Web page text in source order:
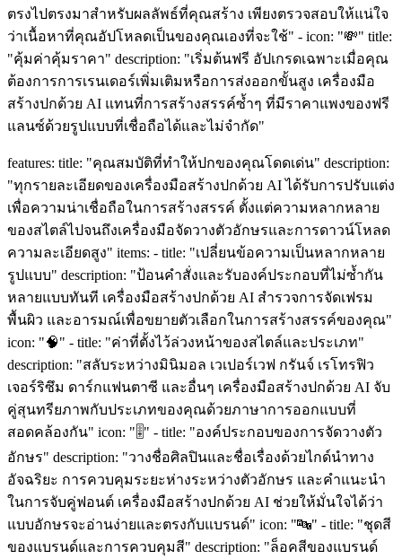
ตรงไปตรงมาสำหรับผลลัพธ์ที่คุณสร้าง เพียงตรวจสอบให้แน่ใจ
ว่าเนื้อหาที่คุณอัปโหลดเป็นของคุณเองที่จะใช้" - icon: "💸" title:
"คุ้มค่าคุ้มราคา" description: "เริ่มต้นฟรี อัปเกรดเฉพาะเมื่อคุณ
ต้องการการเรนเดอร์เพิ่มเติมหรือการส่งออกขั้นสูง เครื่องมือ
สร้างปกด้วย AI แทนที่การสร้างสรรค์ซ้ำๆ ที่มีราคาแพงของฟรี
แลนซ์ด้วยรูปแบบที่เชื่อถือได้และไม่จำกัด"
features: title: "คุณสมบัติที่ทำให้ปกของคุณโดดเด่น" description:
"ทุกรายละเอียดของเครื่องมือสร้างปกด้วย AI ได้รับการปรับแต่ง
เพื่อความน่าเชื่อถือในการสร้างสรรค์ ตั้งแต่ความหลากหลาย
ของสไตล์ไปจนถึงเครื่องมือจัดวางตัวอักษรและการดาวน์โหลด
ความละเอียดสูง" items: - title: "เปลี่ยนข้อความเป็นหลากหลาย
รูปแบบ" description: "ป้อนคำสั่งและรับองค์ประกอบที่ไม่ซ้ำกัน
หลายแบบทันที เครื่องมือสร้างปกด้วย AI สำรวจการจัดเฟรม
พื้นผิว และอารมณ์เพื่อขยายตัวเลือกในการสร้างสรรค์ของคุณ"
icon: "🧠" - title: "ค่าที่ตั้งไว้ล่วงหน้าของสไตล์และประเภท"
description: "สลับระหว่างมินิมอล เวเปอร์เวฟ กรันจ์ เรโทรฟิว
เจอร์ริซึม ดาร์กแฟนตาซี และอื่นๆ เครื่องมือสร้างปกด้วย AI จับ
คู่สุนทรียภาพกับประเภทของคุณด้วยภาษาการออกแบบที่
สอดคล้องกัน" icon: "🎚️" - title: "องค์ประกอบของการจัดวางตัว
อักษร" description: "วางชื่อศิลปินและชื่อเรื่องด้วยไกด์นำทาง
อัจฉริยะ การควบคุมระยะห่างระหว่างตัวอักษร และคำแนะนำ
ในการจับคู่ฟอนต์ เครื่องมือสร้างปกด้วย AI ช่วยให้มั่นใจได้ว่า
แบบอักษรจะอ่านง่ายและตรงกับแบรนด์" icon: "🔤" - title: "ชุดสี
ของแบรนด์และการควบคุมสี" description: "ล็อคสีของแบรนด์